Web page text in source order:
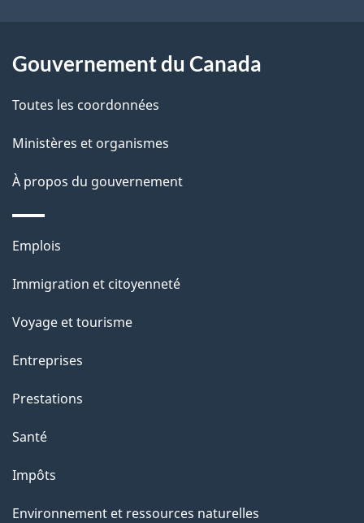
a
p
a
g
e
Gouvernement du Canada
Toutes les coordonnées
Ministères et organismes
À propos du gouvernement
Thèmes
sujets
Emplois
Immigration et citoyenneté
Voyage et tourisme
Entreprises
Prestations
Santé
Impôts
Environnement et ressources naturelles